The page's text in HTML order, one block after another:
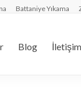
Battaniye Yıkama
Blog İletişim